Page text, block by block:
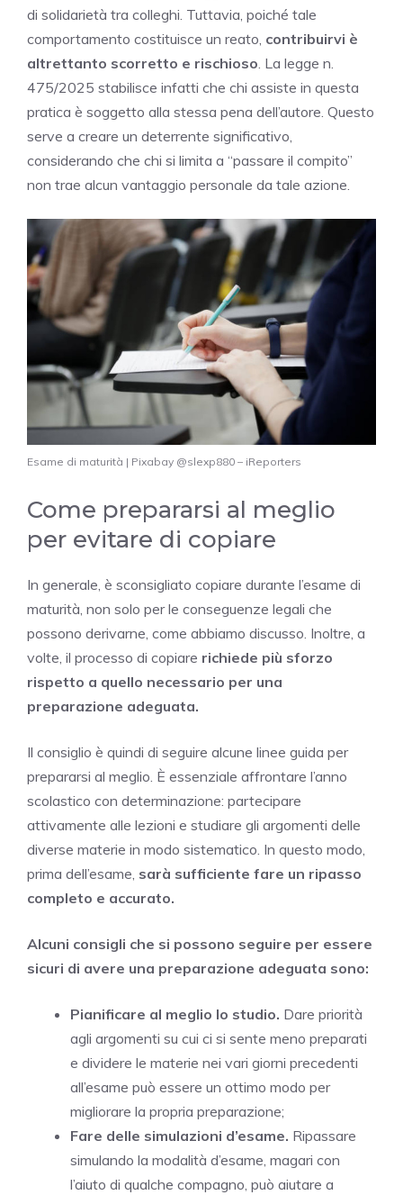
di solidarietà tra colleghi. Tuttavia, poiché tale
comportamento costituisce un reato, contribuirvi è
altrettanto scorretto e rischioso . La legge n.
475/2025 stabilisce infatti che chi assiste in questa
pratica è soggetto alla stessa pena dell’autore. Questo
serve a creare un deterrente significativo,
considerando che chi si limita a “passare il compito”
non trae alcun vantaggio personale da tale azione.
Esame di maturità | Pixabay @slexp880 – iReporters
Come prepararsi al meglio
per evitare di copiare
In generale, è sconsigliato copiare durante l’esame di
maturità, non solo per le conseguenze legali che
possono derivarne, come abbiamo discusso. Inoltre, a
volte, il processo di copiare richiede più sforzo
rispetto a quello necessario per una
preparazione adeguata.
Il consiglio è quindi di seguire alcune linee guida per
prepararsi al meglio. È essenziale affrontare l’anno
scolastico con determinazione: partecipare
attivamente alle lezioni e studiare gli argomenti delle
diverse materie in modo sistematico. In questo modo,
prima dell’esame, sarà sufficiente fare un ripasso
completo e accurato.
Alcuni consigli che si possono seguire per essere
sicuri di avere una preparazione adeguata sono:
Pianificare al meglio lo studio. Dare priorità
agli argomenti su cui ci si sente meno preparati
e dividere le materie nei vari giorni precedenti
all’esame può essere un ottimo modo per
migliorare la propria preparazione;
Fare delle simulazioni d’esame. Ripassare
simulando la modalità d’esame, magari con
l’aiuto di qualche compagno, può aiutare a